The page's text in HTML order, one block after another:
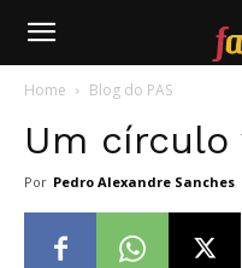
Farofafá
Home Blog do PAS
Um círculo
Por Pedro Alexandre Sanches